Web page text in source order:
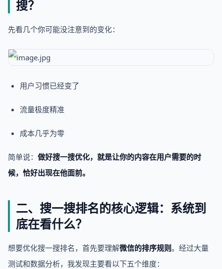
搜？
先看几个你可能没注意到的变化：
用户习惯已经变了
流量极度精准
成本几乎为零
简单说： 做好搜一搜优化，就是让你的内容在用户需要的时
候，恰好出现在他面前。
二、搜一搜排名的核心逻辑：系统到
底在看什么？
想要优化搜一搜排名，首先要理解微信的排序规则。经过大量
测试和数据分析，我发现主要看以下五个维度：